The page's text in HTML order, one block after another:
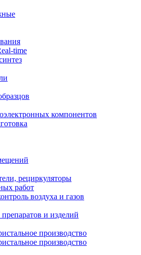
time
компонентов
рециркуляторы
работ
воздуха и газов
и изделий
производство
производство